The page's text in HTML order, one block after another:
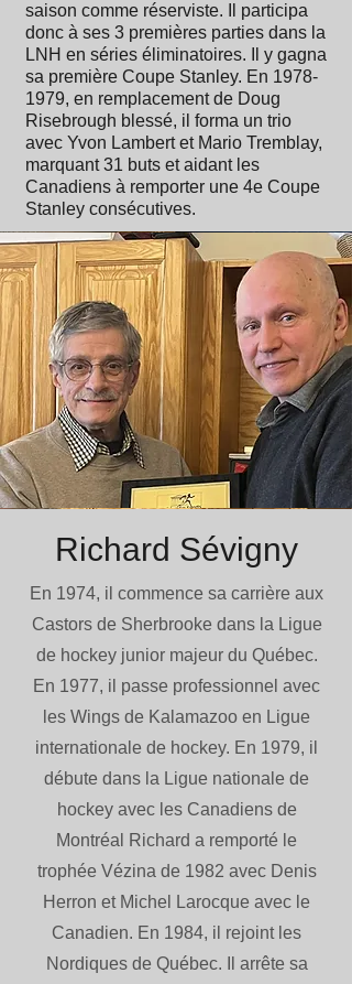
saison comme réserviste. Il participa
donc à ses 3 premières parties dans la
LNH en séries éliminatoires. Il y gagna
sa première Coupe Stanley. En 1978-
1979, en remplacement de Doug
Risebrough blessé, il forma un trio
avec Yvon Lambert et Mario Tremblay,
marquant 31 buts et aidant les
Canadiens à remporter une 4e Coupe
Stanley consécutives.
Richard Sévigny
En 1974, il commence sa carrière aux
Castors de Sherbrooke dans la Ligue
de hockey junior majeur du Québec.
En 1977, il passe professionnel avec
les Wings de Kalamazoo en Ligue
internationale de hockey. En 1979, il
débute dans la Ligue nationale de
hockey avec les Canadiens de
Montréal Richard a remporté le
trophée Vézina de 1982 avec Denis
Herron et Michel Larocque avec le
Canadien. En 1984, il rejoint les
Nordiques de Québec. Il arrête sa